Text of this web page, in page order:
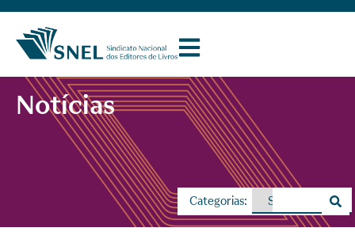
Notícias
Categorias: